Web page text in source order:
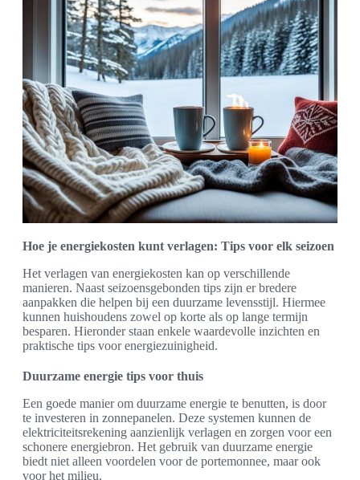
Hoe je energiekosten kunt verlagen: Tips voor elk seizoen
Het verlagen van energiekosten kan op verschillende
manieren. Naast seizoensgebonden tips zijn er bredere
aanpakken die helpen bij een duurzame levensstijl. Hiermee
kunnen huishoudens zowel op korte als op lange termijn
besparen. Hieronder staan enkele waardevolle inzichten en
praktische tips voor energiezuinigheid.
Duurzame energie tips voor thuis
Een goede manier om duurzame energie te benutten, is door
te investeren in zonnepanelen. Deze systemen kunnen de
elektriciteitsrekening aanzienlijk verlagen en zorgen voor een
schonere energiebron. Het gebruik van duurzame energie
biedt niet alleen voordelen voor de portemonnee, maar ook
voor het milieu.